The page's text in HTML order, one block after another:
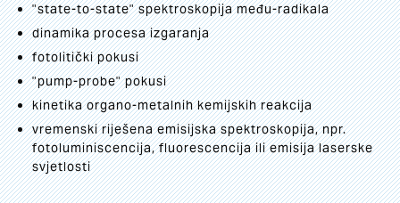
"state-to-state" spektroskopija među-radikala
dinamika procesa izgaranja
fotolitički pokusi
"pump-probe" pokusi
kinetika organo-metalnih kemijskih reakcija
vremenski riješena emisijska spektroskopija, npr.
fotoluminiscencija, fluorescencija ili emisija laserske
svjetlosti